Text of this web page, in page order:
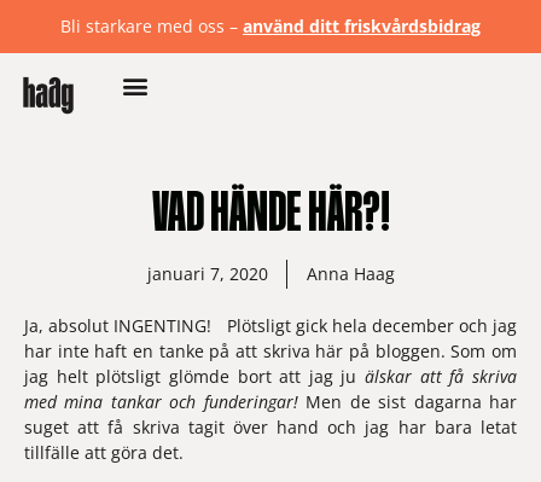
Bli starkare med oss – använd ditt friskvårdsbidrag
VAD HÄNDE HÄR?!
januari 7, 2020 Anna Haag
Ja, absolut INGENTING!   Plötsligt gick hela december och jag
har inte haft en tanke på att skriva här på bloggen. Som om
jag helt plötsligt glömde bort att jag ju älskar att få skriva
med mina tankar och funderingar! Men de sist dagarna har
suget att få skriva tagit över hand och jag har bara letat
tillfälle att göra det.